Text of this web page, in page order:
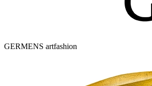
GERMENS artfashion